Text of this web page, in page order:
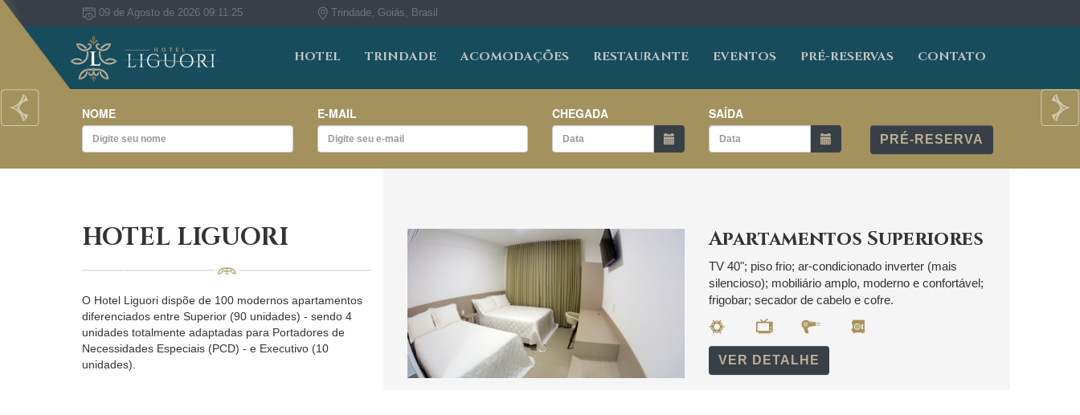
09 de Agosto de 2026 09:11:25 Trindade, Goiás, Brasil
HOTEL TRINDADE ACOMODAÇÕES RESTAURANTE EVENTOS PRÉ-RESERVAS CONTATO
NOME E-MAIL CHEGADA SAÍDA
PRÉ-RESERVA
HOTEL LIGUORI
O Hotel Liguori dispõe de 100 modernos apartamentos
diferenciados entre Superior (90 unidades) - sendo 4
unidades totalmente adaptadas para Portadores de
Necessidades Especiais (PCD) - e Executivo (10
unidades).
Apartamentos Superiores
TV 40"; piso frio; ar-condicionado inverter (mais
silencioso); mobiliário amplo, moderno e confortável;
frigobar; secador de cabelo e cofre.
VER DETALHE